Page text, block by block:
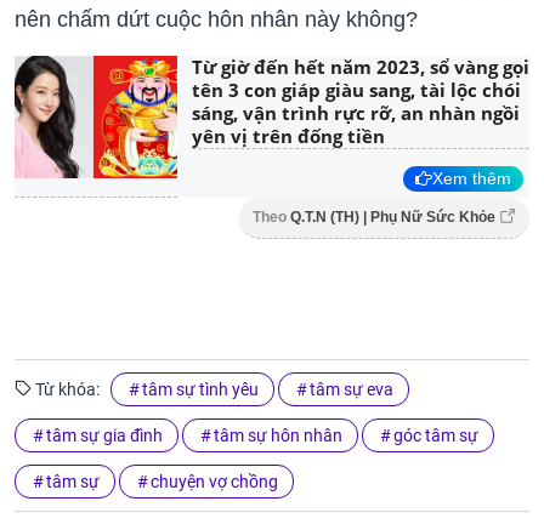
nên chấm dứt cuộc hôn nhân này không?
Từ giờ đến hết năm 2023, sổ vàng gọi
tên 3 con giáp giàu sang, tài lộc chói
sáng, vận trình rực rỡ, an nhàn ngồi
yên vị trên đống tiền
Xem thêm
Theo Q.T.N (TH) | Phụ Nữ Sức Khỏe
Từ khóa: tâm sự tình yêu tâm sự eva
tâm sự gia đình tâm sự hôn nhân góc tâm sự
tâm sự chuyện vợ chồng